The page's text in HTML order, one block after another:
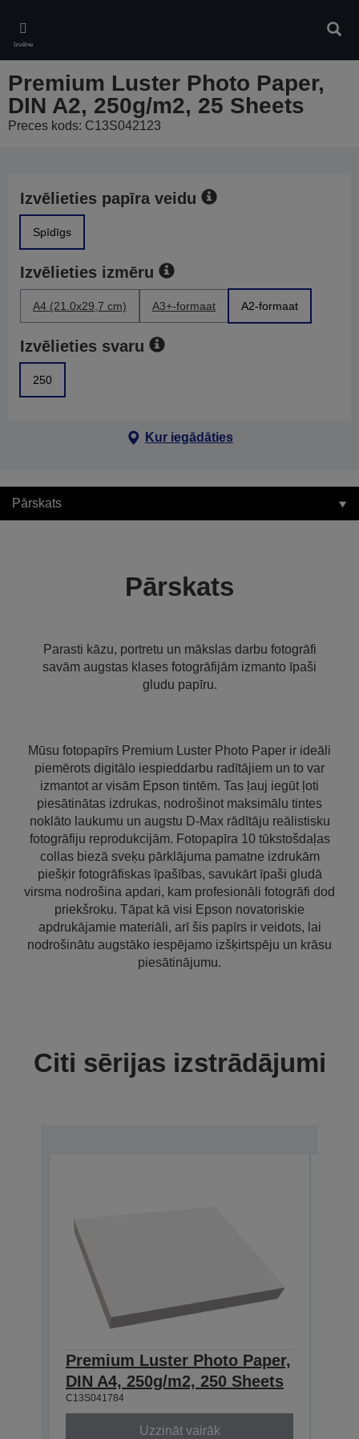
main
content
Izvēlne
Premium Luster Photo Paper,
DIN A2, 250g/m2, 25 Sheets
Preces kods: C13S042123
Izvēlieties papīra veidu
Spīdīgs
Izvēlieties izmēru
A4 (21.0x29,7 cm) A3+-formaat A2-formaat
Izvēlieties svaru
250
Kur iegādāties
Pārskats
Pārskats
Parasti kāzu, portretu un mākslas darbu fotogrāfi
savām augstas klases fotogrāfijām izmanto īpaši
gludu papīru.
Mūsu fotopapīrs Premium Luster Photo Paper ir ideāli
piemērots digitālo iespieddarbu radītājiem un to var
izmantot ar visām Epson tintēm. Tas ļauj iegūt ļoti
piesātinātas izdrukas, nodrošinot maksimālu tintes
noklāto laukumu un augstu D-Max rādītāju reālistisku
fotogrāfiju reprodukcijām. Fotopapīra 10 tūkstošdaļas
collas biezā sveķu pārklājuma pamatne izdrukām
piešķir fotogrāfiskas īpašības, savukārt īpaši gludā
virsma nodrošina apdari, kam profesionāli fotogrāfi dod
priekšroku. Tāpat kā visi Epson novatoriskie
apdrukājamie materiāli, arī šis papīrs ir veidots, lai
nodrošinātu augstāko iespējamo izšķirtspēju un krāsu
piesātinājumu.
Citi sērijas izstrādājumi
Premium Luster Photo Paper,
DIN A4, 250g/m2, 250 Sheets
C13S041784
Uzzināt vairāk